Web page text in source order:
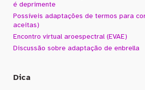
é deprimente
Possíveis adaptações de termos para
aceitas)
Encontro virtual aroespectral (EVAE)
Discussão sobre adaptação de enbrella
Dica